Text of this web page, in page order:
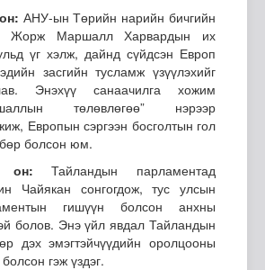
АНУ-ын Төрийн нарийн бичгийн
Жорж Маршалл Харвардын их
үг хэлж, дайнд сүйдсэн Европ
засгийн тусламж үзүүлэхийг
Энэхүү санаачилга хожим
төлөвлөгөө” нэрээр
Европын сэргээн босголтын гол
болсон юм.
он: Тайландын парламентад
Чайякан сонгогдож, тус улсын
гишүүн болсон анхны
болов. Энэ үйл явдал Тайландын
дэх эмэгтэйчүүдийн оролцооны
гэж үздэг.